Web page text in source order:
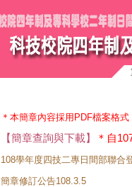
＊本簡章內容採用PDF檔案格
【簡章查詢與下載】 ＊自
108學年度四技二專日間部聯合
簡章修訂公告108.3.5